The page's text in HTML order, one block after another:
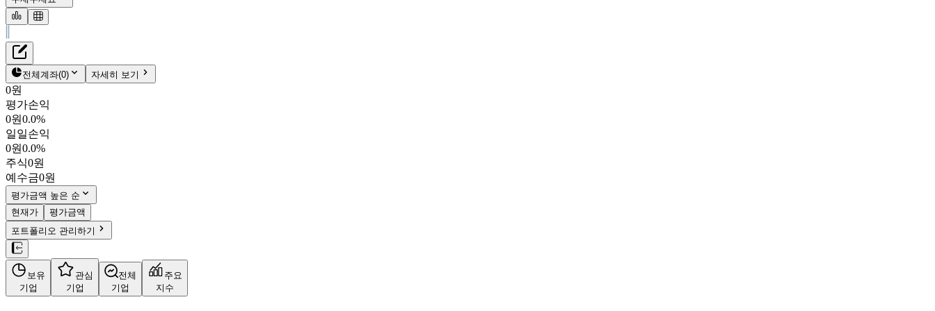
대창단조
5,860원
015230
KOSPI
시가총액
PBR0.48
PER5.20
fPER -
배당수익률3.07%
자사주비율6.75%
결산월12월
사업정보
더보기
재무정보
펀더멘탈
밸류에이션
주주환원
주식정보
전체계좌(0) 자세히 보기
0원
평가손익
0원0.0%
일일손익
0원0.0%
주식0원
예수금0원
평가금액 높은 순
현재가
평가금액
포트폴리오 관리하기
보유
기업
관심
기업
전체
기업
주요
지수